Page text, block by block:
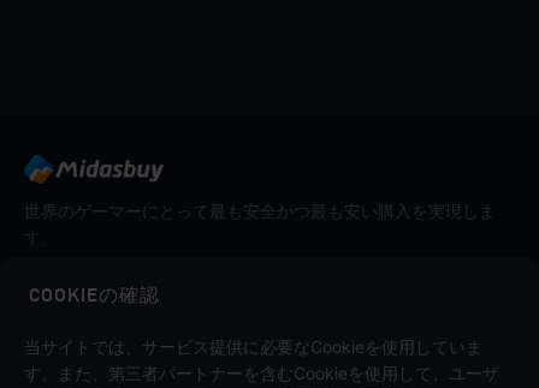
COOKIEの確認
当サイトでは、サービス提供に必要なCookieを使用していま
す。また、第三者パートナーを含むCookieを使用して、ユーザ
世界のゲーマーにとって最も安全かつ最も安い購入を実現しま